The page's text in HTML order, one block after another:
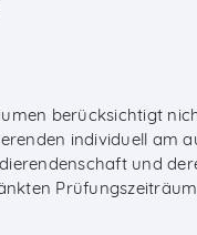
berücksichtigt
individuell am
und